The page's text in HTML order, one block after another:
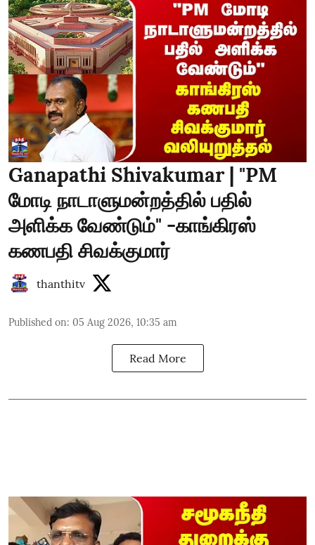
Ganapathi Shivakumar | "PM
மோடி நாடாளுமன்றத்தில் பதில்
அளிக்க வேண்டும்" -காங்கிரஸ்
கணபதி சிவக்குமார்
thanthitv
Published on: 05 Aug 2026, 10:35 am
Read More